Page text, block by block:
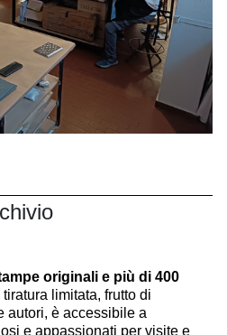
originali e più di 400
limitata, frutto di
autori, è accessibile a
e appassionati per visite e